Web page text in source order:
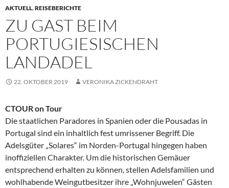
AKTUELL,REISEBERICHTE
ZU GAST BEIM
PORTUGIESISCHEN
LANDADEL
22. OKTOBER 2019 VERONIKA ZICKENDRAHT
CTOUR on Tour
Die staatlichen Paradores in Spanien oder die Pousadas in
Portugal sind ein inhaltlich fest umrissener Begriff. Die
Adelsgüter „Solares“ im Norden-Portugal hingegen haben
inoffiziellen Charakter. Um die historischen Gemäuer
entsprechend erhalten zu können, stellen Adelsfamilien und
wohlhabende Weingutbesitzer ihre „Wohnjuwelen“ Gästen